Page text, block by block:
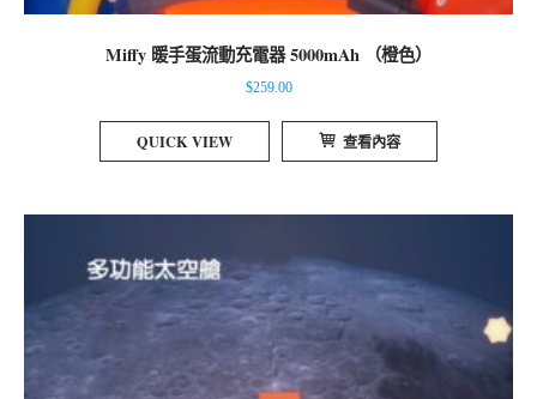
Miffy 暖手蛋流動充電器 5000mAh （橙色）
$259.00
QUICK VIEW 查看內容